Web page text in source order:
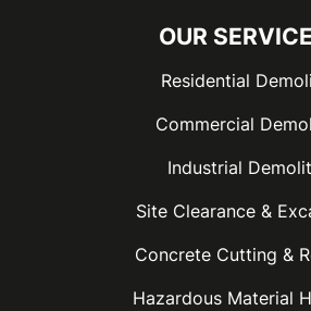
OUR
Residential
Commercial
Industrial
Site Clearance &
Concrete Cutting &
Hazardous Material